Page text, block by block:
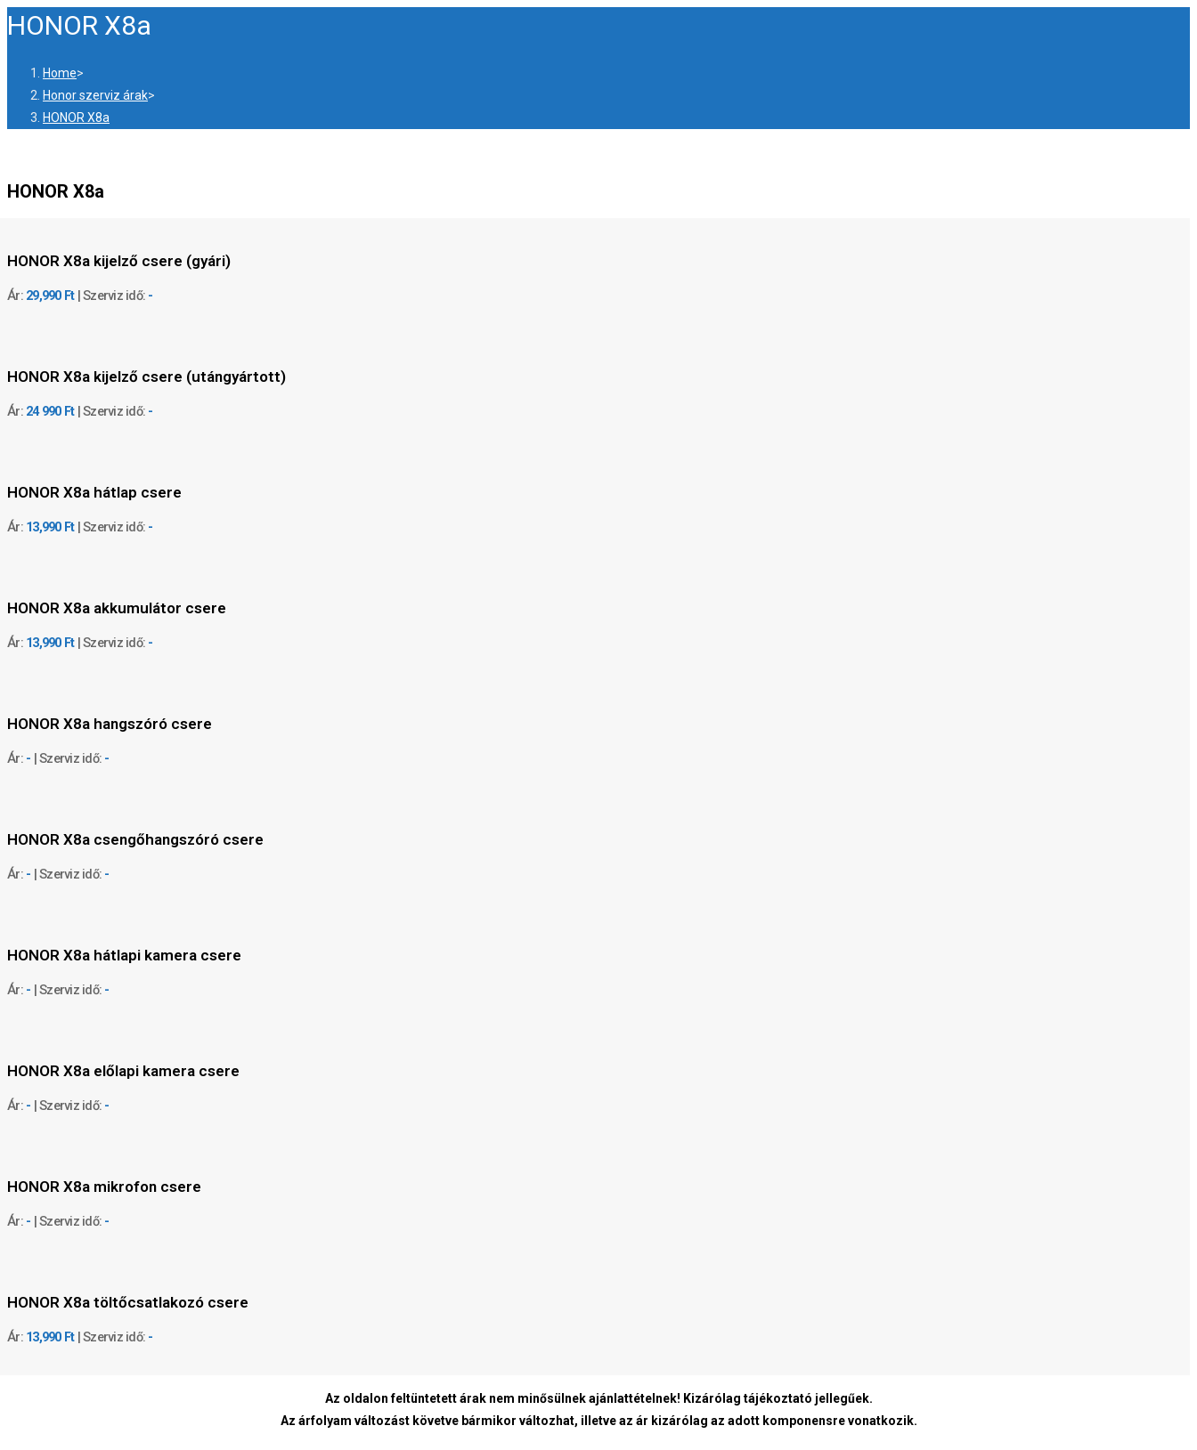
HONOR X8a
Home>
Honor szerviz árak>
HONOR X8a
HONOR X8a
HONOR X8a kijelző csere (gyári)
Ár: 29,990 Ft| Szerviz idő: -
HONOR X8a kijelző csere (utángyártott)
Ár: 24 990 Ft| Szerviz idő: -
HONOR X8a hátlap csere
Ár: 13,990 Ft| Szerviz idő: -
HONOR X8a akkumulátor csere
Ár: 13,990 Ft| Szerviz idő: -
HONOR X8a hangszóró csere
Ár: - | Szerviz idő: -
HONOR X8a csengőhangszóró csere
Ár: - | Szerviz idő: -
HONOR X8a hátlapi kamera csere
Ár: - | Szerviz idő: -
HONOR X8a előlapi kamera csere
Ár: - | Szerviz idő: -
HONOR X8a mikrofon csere
Ár: - | Szerviz idő: -
HONOR X8a töltőcsatlakozó csere
Ár: 13,990 Ft| Szerviz idő: -
Az oldalon feltüntetett árak nem minősülnek ajánlattételnek! Kizárólag tájékoztató jellegűek.
Az árfolyam változást követve bármikor változhat, illetve az ár kizárólag az adott komponensre vonatkozik.